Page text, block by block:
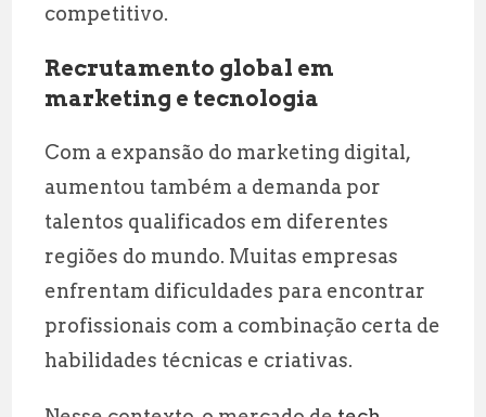
competitivo.
Recrutamento global em
marketing e tecnologia
Com a expansão do marketing digital,
aumentou também a demanda por
talentos qualificados em diferentes
regiões do mundo. Muitas empresas
enfrentam dificuldades para encontrar
profissionais com a combinação certa de
habilidades técnicas e criativas.